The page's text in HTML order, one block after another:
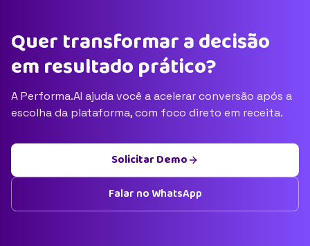
Quer transformar a decisão
em resultado prático?
A Performa.AI ajuda você a acelerar conversão após a
escolha da plataforma, com foco direto em receita.
Solicitar Demo
Falar no WhatsApp